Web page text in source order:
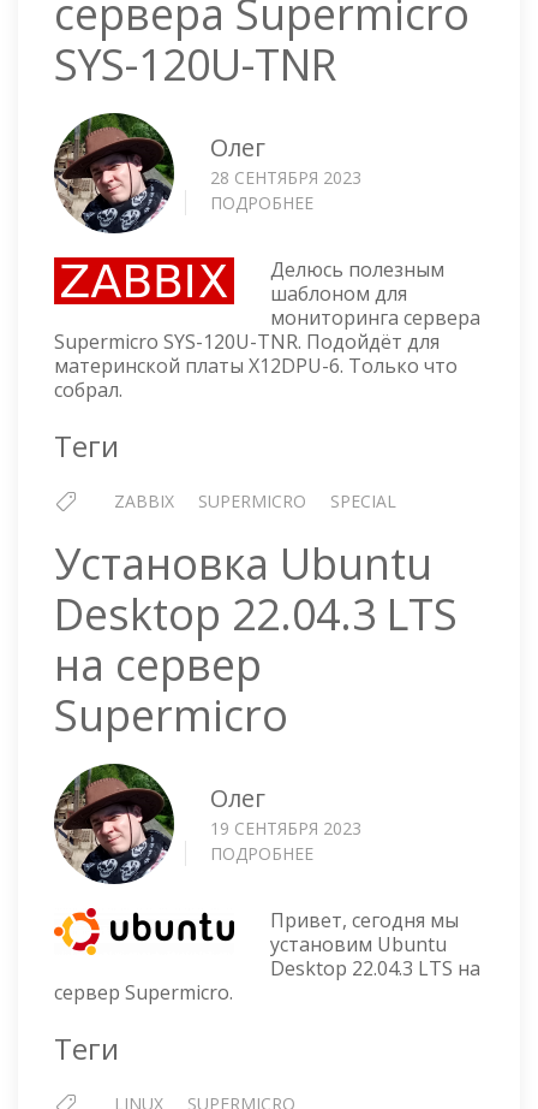
сервера Supermicro
SYS-120U-TNR
Олег
28 СЕНТЯБРЯ 2023
ПОДРОБНЕЕ
ДЛЯ
МОНИТОРИНГА
СЕРВЕРА
SUPERMICRO
SYS-
Делюсь полезным
шаблоном для
мониторинга сервера
Supermicro SYS-120U-TNR. Подойдёт для
материнской платы X12DPU-6. Только что
собрал.
Теги
ZABBIX SUPERMICRO SPECIAL
Установка Ubuntu
Desktop 22.04.3 LTS
на сервер
Supermicro
Олег
19 СЕНТЯБРЯ 2023
ПОДРОБНЕЕ
DESKTOP
22.04.3
LTS
Привет, сегодня мы
установим Ubuntu
Desktop 22.04.3 LTS на
сервер Supermicro.
Теги
LINUX SUPERMICRO